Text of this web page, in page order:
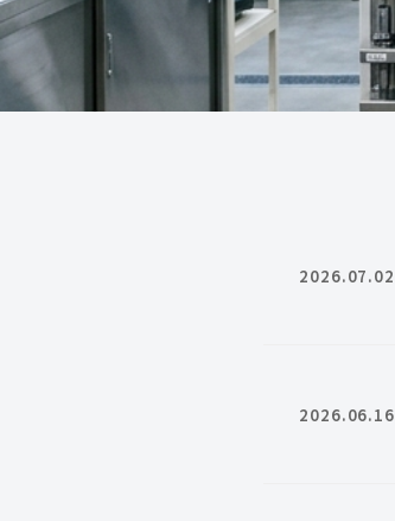
2026.07.02
2026.06.16